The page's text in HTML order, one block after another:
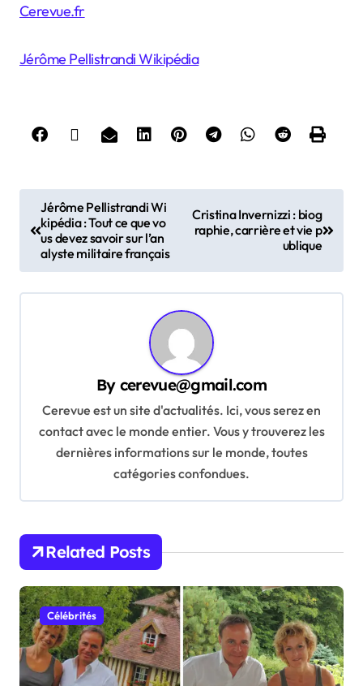
Cerevue.fr
Jérôme Pellistrandi Wikipédia
o
i
Jérôme Pellistrandi Wi
kipédia : Tout ce que vo
us devez savoir sur l’an
alyste militaire français
Cristina Invernizzi : biog
raphie, carrière et vie p
ublique
By cerevue@gmail.com
Cerevue est un site d'actualités. Ici, vous serez en
contact avec le monde entier. Vous y trouverez les
dernières informations sur le monde, toutes
catégories confondues.
Related Posts
Célébrités